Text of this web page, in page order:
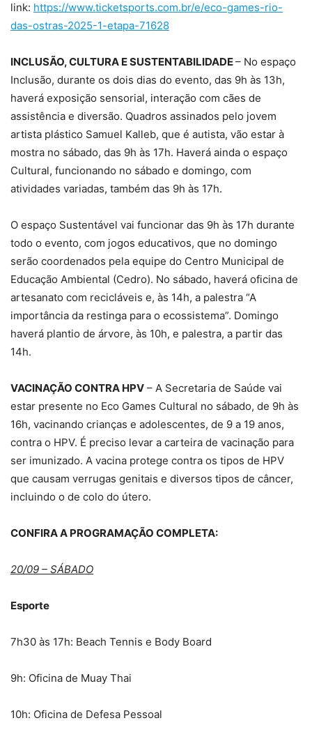
link: https://www.ticketsports.com.br/e/eco-games-rio-
das-ostras-2025-1-etapa-71628
INCLUSÃO, CULTURA E SUSTENTABILIDADE– No espaço
Inclusão, durante os dois dias do evento, das 9h às 13h,
haverá exposição sensorial, interação com cães de
assistência e diversão. Quadros assinados pelo jovem
artista plástico Samuel Kalleb, que é autista, vão estar à
mostra no sábado, das 9h às 17h. Haverá ainda o espaço
Cultural, funcionando no sábado e domingo, com
atividades variadas, também das 9h às 17h.
O espaço Sustentável vai funcionar das 9h às 17h durante
todo o evento, com jogos educativos, que no domingo
serão coordenados pela equipe do Centro Municipal de
Educação Ambiental (Cedro). No sábado, haverá oficina de
artesanato com recicláveis e, às 14h, a palestra “A
importância da restinga para o ecossistema”. Domingo
haverá plantio de árvore, às 10h, e palestra, a partir das
14h.
VACINAÇÃO CONTRA HPV – A Secretaria de Saúde vai
estar presente no Eco Games Cultural no sábado, de 9h às
16h, vacinando crianças e adolescentes, de 9 a 19 anos,
contra o HPV. É preciso levar a carteira de vacinação para
ser imunizado. A vacina protege contra os tipos de HPV
que causam verrugas genitais e diversos tipos de câncer,
incluindo o de colo do útero.
CONFIRA A PROGRAMAÇÃO COMPLETA:
20/09 – SÁBADO
Esporte
7h30 às 17h: Beach Tennis e Body Board
9h: Oficina de Muay Thai
10h: Oficina de Defesa Pessoal